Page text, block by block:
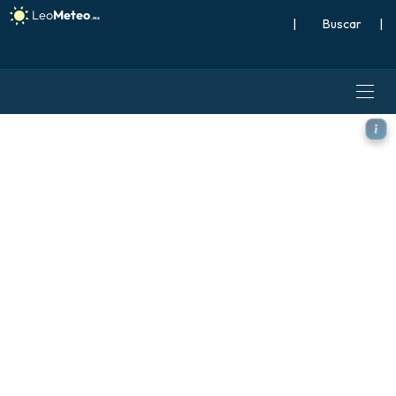
| |
GFS modelo - España,